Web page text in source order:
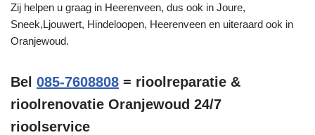
Zij helpen u graag in Heerenveen, dus ook in Joure,
Sneek,Ljouwert, Hindeloopen, Heerenveen en uiteraard ook in
Oranjewoud.
Bel 085-7608808 = rioolreparatie &
rioolrenovatie Oranjewoud 24/7
rioolservice